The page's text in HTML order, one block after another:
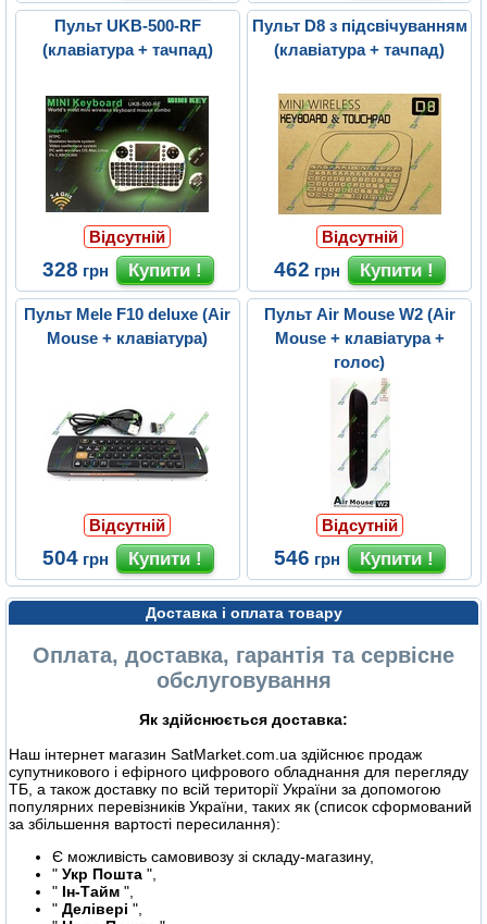
Пульт UKB-500-RF
(клавіатура + тачпад)
Відсутній
328 грн
Пульт D8 з підсвічуванням
(клавіатура + тачпад)
Відсутній
462 грн
Пульт Mele F10 deluxe (Air
Mouse + клавіатура)
Відсутній
504 грн
Пульт Air Mouse W2 (Air
Mouse + клавіатура +
голос)
Відсутній
546 грн
Доставка і оплата товару
Оплата, доставка, гарантія та сервісне
обслуговування
Як здійснюється доставка:
Наш інтернет магазин SatMarket.com.ua здійснює продаж
супутникового і ефірного цифрового обладнання для перегляду
ТБ, а також доставку по всій території України за допомогою
популярних перевізників України, таких як (список сформований
за збільшення вартості пересилання):
Є можливість самовивозу зі складу-магазину,
" Укр Пошта ",
" Ін-Тайм ",
" Делівері ",